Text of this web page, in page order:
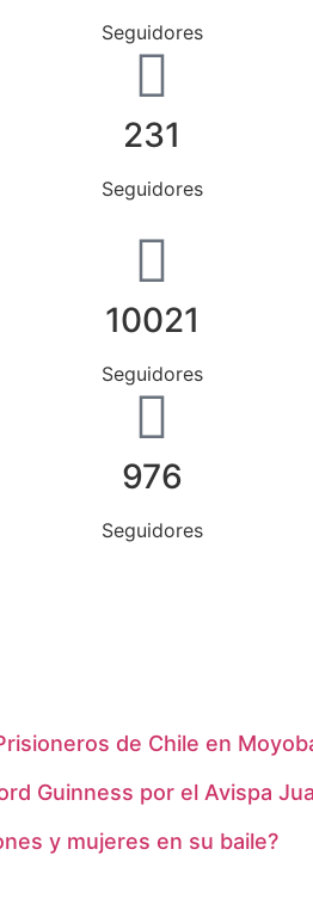
Seguidores
231
Seguidores
10021
Seguidores
976
Seguidores
de Chile en
Guinness por el Avispa
y mujeres en su baile?